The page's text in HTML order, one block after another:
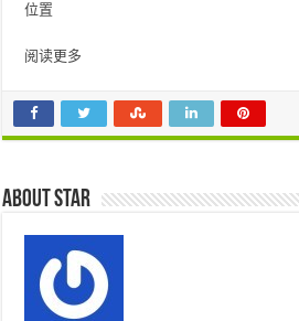
位置
阅读更多
About star